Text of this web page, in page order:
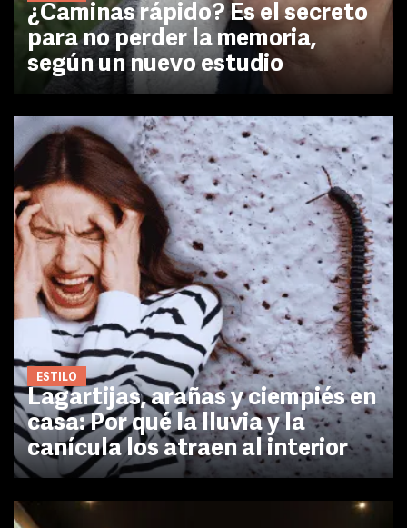
¿Caminas rápido? Es el secreto
para no perder la memoria,
según un nuevo estudio
ESTILO
Lagartijas, arañas y ciempiés en
casa: Por qué la lluvia y la
canícula los atraen al interior